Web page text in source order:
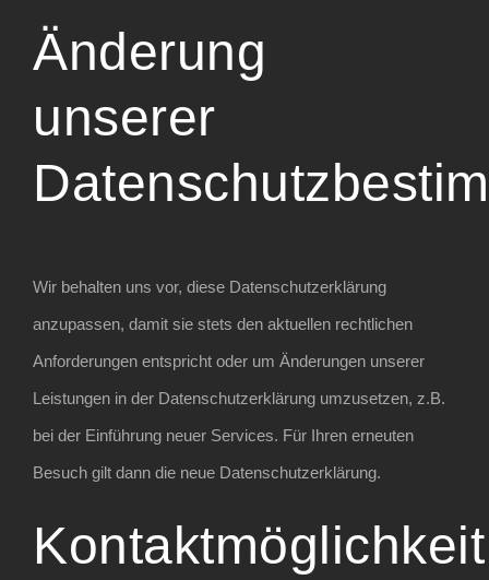
Änderung
unserer
Wir behalten uns vor, diese Datenschutzerklärung
anzupassen, damit sie stets den aktuellen rechtlichen
Anforderungen entspricht oder um Änderungen unserer
Leistungen in der Datenschutzerklärung umzusetzen, z.B.
bei der Einführung neuer Services. Für Ihren erneuten
Besuch gilt dann die neue Datenschutzerklärung.
Kontaktmöglichkeit